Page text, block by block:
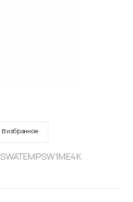
В избранное
SWATEMPSW1ME4K